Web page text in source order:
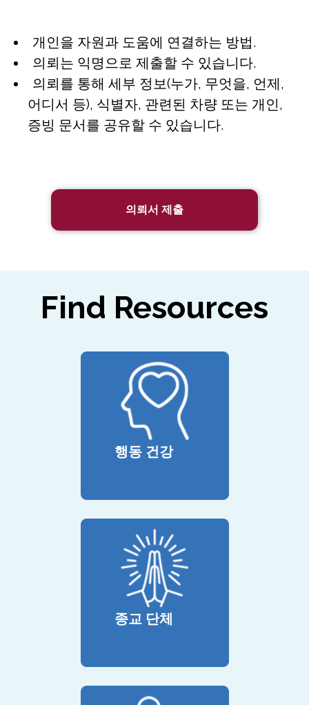
개인을 자원과 도움에 연결하는 방법.
의뢰는 익명으로 제출할 수 있습니다.
의뢰를 통해 세부 정보(누가, 무엇을, 언제,
어디서 등), 식별자, 관련된 차량 또는 개인,
증빙 문서를 공유할 수 있습니다.
의뢰서 제출
Find Resources
행동 건강
종교 단체